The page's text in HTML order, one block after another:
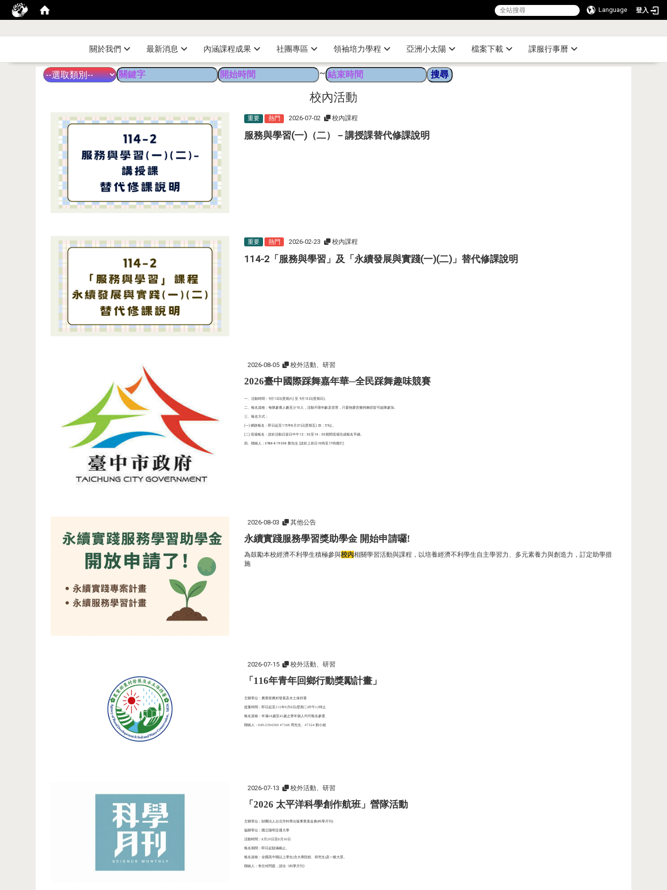
Language 登入
關於我們 最新消息 內涵課程成果 社團專區 領袖培力學程 亞洲小太陽 檔案下載 課服行事曆
~
校內活動
重要 熱門 2026-07-02 校內課程
服務與學習(一)（二）－講授課替代修課說明
重要 熱門 2026-02-23 校內課程
114-2「服務與學習」及「永續發展與實踐(一)(二)」替代修課說明
2026-08-05 校外活動、研習
2026臺中國際踩舞嘉年華─全民踩舞趣味競賽
一、活動時間：9月12日(星期六) 至 9月13日(星期日)。
二、報名資格：每隊參賽人數至少10人，活動不限年齡及背景，只要熱愛音樂與舞蹈皆可組隊參加。
三、報名方式：
(一) 網路報名：即日起至115年8月21日(星期五) 23：59止。
(二) 現場報名：請於活動日當日中午12：30至14：00期間現場完成報名手續。
四、聯絡人：0988-819-308 鄭先生 (請於上班日10時至17時撥打)
2026-08-03 其他公告
永續實踐服務學習獎助學金 開始申請囉!
為鼓勵本校經濟不利學生積極參與校內相關學習活動與課程，以培養經濟不利學生自主學習力、多元素養力與創造力，訂定助學措
施
2026-07-15 校外活動、研習
「116年青年回鄉行動獎勵計畫」
主辦單位：農業部農村發展及水土保持署
提案時間：即日起至115年9月8日(星期二)中午12時止
報名資格：年滿18歲至45歲之青年個人均可報名參選
聯絡人：049-2394300 #7348 周先生、#7324 劉小姐
2026-07-13 校外活動、研習
「2026 太平洋科學創作航班」營隊活動
主辦單位：財團法人台北市科學出版事業基金會(科學月刊)
協辦單位：國立陽明交通大學
活動時間：8月29日至8月30日
報名期間：即日起額滿截止。
報名資格：全國高中職以上學生(含大專院校、研究生)及一般大眾。
聯絡人：有任何問題，請洽《科學月刊》